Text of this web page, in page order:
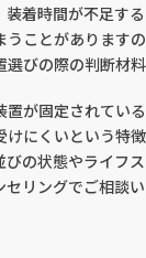
着時間が不足す
うことがあります
びの際の判断材料
置が固定されてい
にくいという特
びの状態やライフ
セリングでご相談